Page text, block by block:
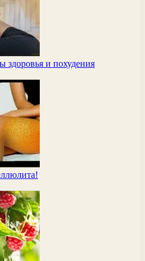
здоровья и похудения